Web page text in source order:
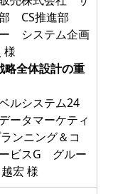
部 CS推進部
システム企画
様
全体設計の重
ルシステム24
タマーケティ
ンニング＆コ
ビスG グルー
宏 様